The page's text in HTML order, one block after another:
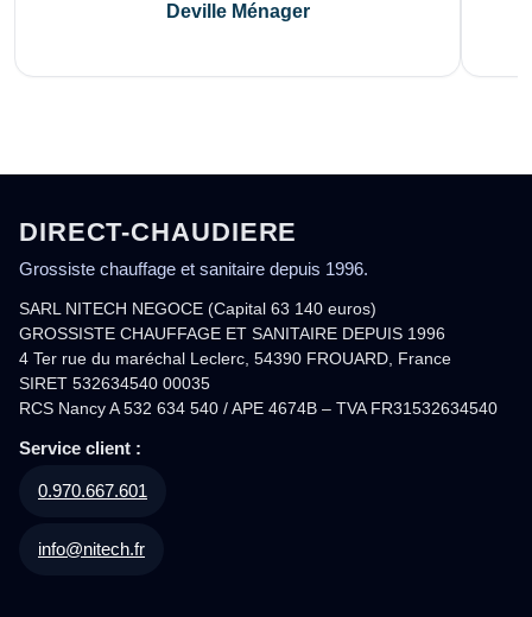
Deville Ménager
DIRECT-CHAUDIERE
Grossiste chauffage et sanitaire depuis 1996.
SARL NITECH NEGOCE (Capital 63 140 euros)
GROSSISTE CHAUFFAGE ET SANITAIRE DEPUIS 1996
4 Ter rue du maréchal Leclerc, 54390 FROUARD, France
SIRET 532634540 00035
RCS Nancy A 532 634 540 / APE 4674B – TVA FR31532634540
Service client :
0.970.667.601
info@nitech.fr